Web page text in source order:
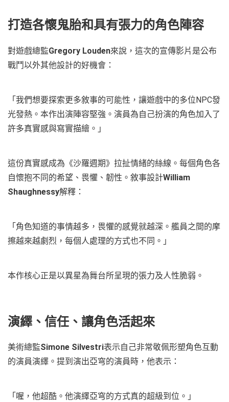
打造各懷鬼胎和具有張力的角色陣容
對遊戲總監Gregory Louden來說，這次的宣傳影片是公布
戰鬥以外其他設計的好機會：
「我們想要探索更多敘事的可能性，讓遊戲中的多位NPC發
光發熱。本作出演陣容堅強。演員為自己扮演的角色加入了
許多真實感與寫實描繪。」
這份真實感成為《沙羅週期》拉扯情緒的絲線。每個角色各
自懷抱不同的希望、畏懼、韌性。敘事設計William
Shaughnessy解釋：
「角色知道的事情越多，畏懼的感覺就越深。艦員之間的摩
擦越來越劇烈，每個人處理的方式也不同。」
本作核心正是以異星為舞台所呈現的張力及人性脆弱。
演繹、信任、讓角色活起來
美術總監Simone Silvestri表示自己非常敬佩形塑角色互動
的演員演繹。提到演出亞穹的演員時，他表示：
「喔，他超酷。他演繹亞穹的方式真的超級到位。」